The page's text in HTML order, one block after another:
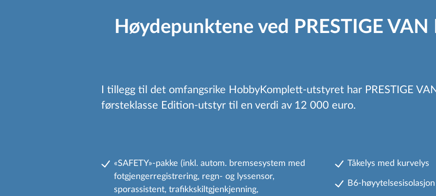
Høydepunktene ved PRESTIGE
I tillegg til det omfangsrike HobbyKomplett-utstyret har PRESTIGE
førsteklasse Edition-utstyr til en verdi av 12 000 euro.
«SAFETY»-pakke (inkl. autom. bremsesystem med
fotgjengerregistrering, regn- og lyssensor,
sporassistent, trafikkskiltgjenkjenning,
Tåkelys med kurvelys
B6-